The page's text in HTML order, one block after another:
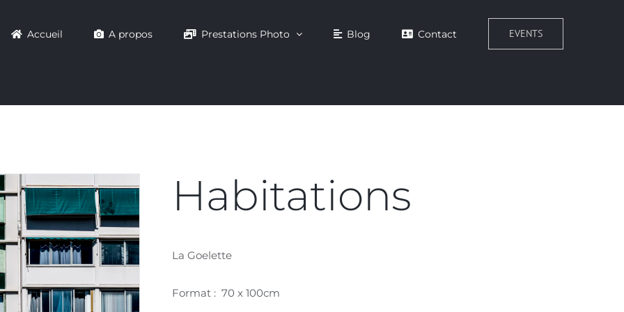
Accueil A propos Prestations Photo Blog Contact EVENTS
Habitations
La Goelette
Format : 70 x 100cm